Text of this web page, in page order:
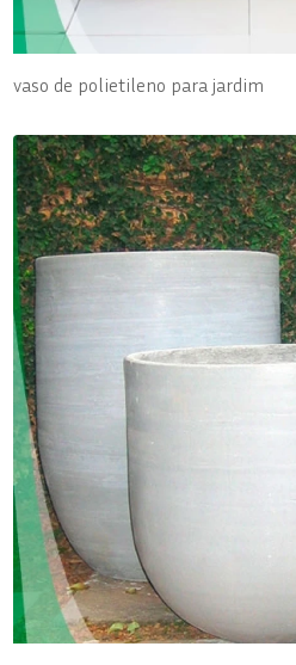
vaso de polietileno para jardim